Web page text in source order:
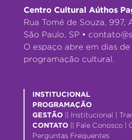
Centro Cultural Aúthos
Rua Tomé de Souza, 997,
São Paulo, SP •
O espaço abre em dias
programação cultural.
INSTITUCIONAL
PROGRAMAÇÃO
GESTÃO
Institucional
CONTATO
Fale Conosco
Perguntas Frequentes